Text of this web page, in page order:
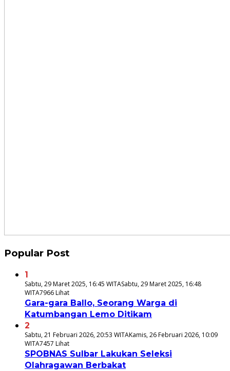
Popular Post
1
Sabtu, 29 Maret 2025, 16:45 WITASabtu, 29 Maret 2025, 16:48
WITA7966 Lihat
Gara-gara Ballo, Seorang Warga di
Katumbangan Lemo Ditikam
2
Sabtu, 21 Februari 2026, 20:53 WITAKamis, 26 Februari 2026, 10:09
WITA7457 Lihat
SPOBNAS Sulbar Lakukan Seleksi
Olahragawan Berbakat